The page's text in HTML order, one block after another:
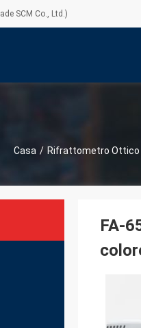
SCM Co., Ltd.)
Casa / Rifrattometro Ottico
FA-